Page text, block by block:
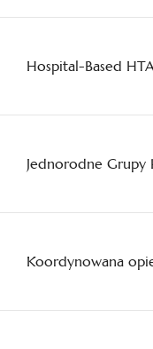
Hospital-Based
Jednorodne Grupy
Koordynowana